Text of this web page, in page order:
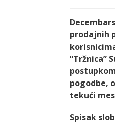
prodajnih
“Tržnica”
pogodbe,
tekući
Spisak